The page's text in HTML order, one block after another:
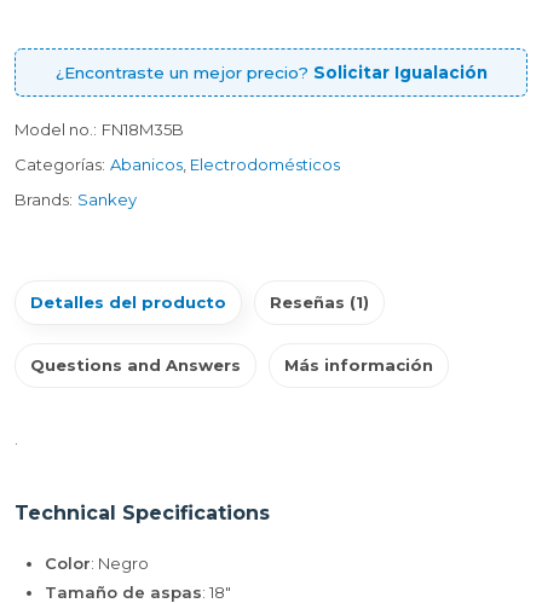
¿Encontraste un mejor precio? Solicitar Igualación
Model no.: FN18M35B
Categorías: Abanicos Electrodomésticos
Brands: Sankey
Detalles del producto Reseñas (1)
Questions and Answers Más información
Technical Specifications
Color: Negro
Tamaño de aspas: 18"